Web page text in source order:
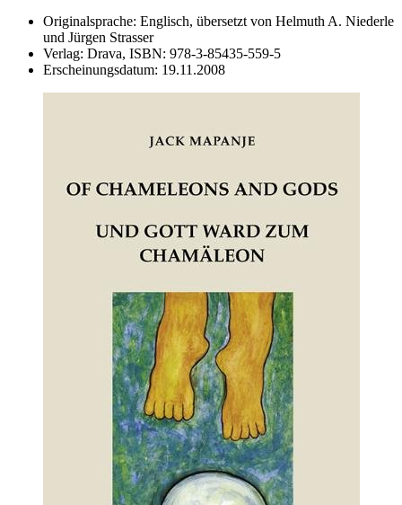
Originalsprache: Englisch, übersetzt von Helmuth A. Niederle
und Jürgen Strasser
Verlag: Drava, ISBN: 978-3-85435-559-5
Erscheinungsdatum: 19.11.2008